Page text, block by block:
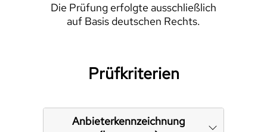
Die Prüfung erfolgte ausschließlich
auf Basis deutschen Rechts.
Prüfkriterien
Anbieterkennzeichnung